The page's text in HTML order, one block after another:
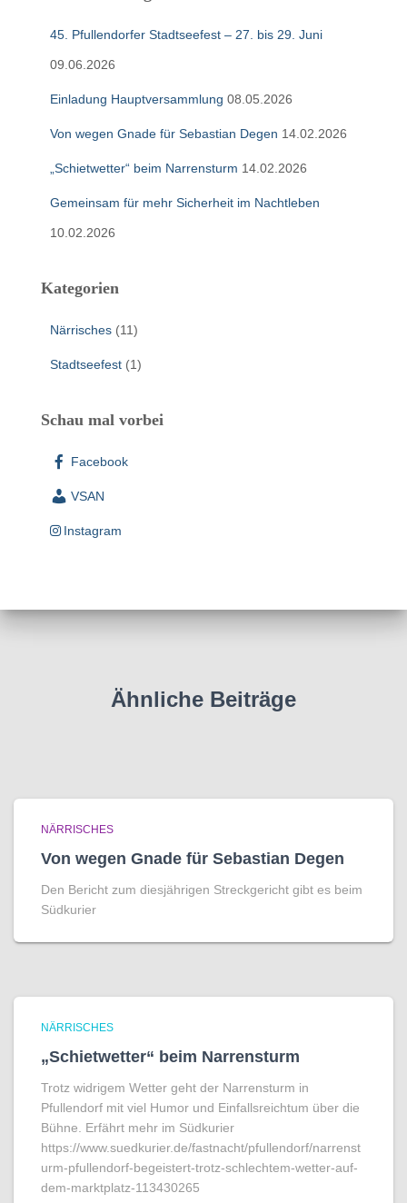
45. Pfullendorfer Stadtseefest – 27. bis 29. Juni
09.06.2026
Einladung Hauptversammlung 08.05.2026
Von wegen Gnade für Sebastian Degen 14.02.2026
„Schietwetter“ beim Narrensturm 14.02.2026
Gemeinsam für mehr Sicherheit im Nachtleben
10.02.2026
Kategorien
Närrisches (11)
Stadtseefest (1)
Schau mal vorbei
Facebook
VSAN
Instagram
Ähnliche Beiträge
NÄRRISCHES
Von wegen Gnade für Sebastian Degen
Den Bericht zum diesjährigen Streckgericht gibt es beim
Südkurier
NÄRRISCHES
„Schietwetter“ beim Narrensturm
Trotz widrigem Wetter geht der Narrensturm in
Pfullendorf mit viel Humor und Einfallsreichtum über die
Bühne. Erfährt mehr im Südkurier
https://www.suedkurier.de/fastnacht/pfullendorf/narrenst
urm-pfullendorf-begeistert-trotz-schlechtem-wetter-auf-
dem-marktplatz-113430265